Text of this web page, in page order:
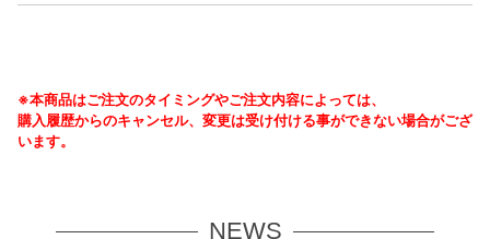
※本商品はご注文のタイミングやご注文内容によっては、
購入履歴からのキャンセル、変更は受け付ける事ができない場合がござ
います。
NEWS